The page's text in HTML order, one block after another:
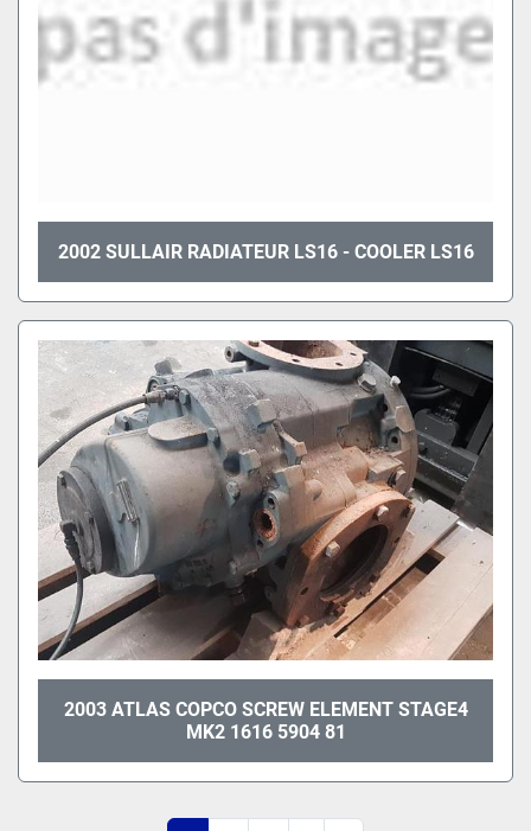
2002 SULLAIR RADIATEUR LS16 - COOLER LS16
2003 ATLAS COPCO SCREW ELEMENT STAGE4
MK2 1616 5904 81